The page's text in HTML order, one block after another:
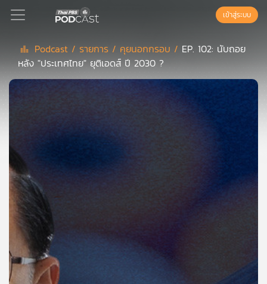
Podcast
ย์
สต์
แนะนำ
เพล
สต์
ของ
คุณ
เข้าสู่ระบบ
Podcast / รายการ / คุยนอกกรอบ / EP. 102: นับถอย
หลัง "ประเทศไทย" ยุติเอดส์ ปี 2030 ?